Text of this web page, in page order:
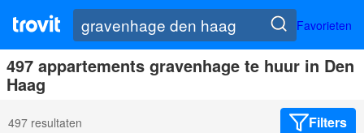
Favorieten
497 appartements gravenhage te huur in Den
Haag
497 resultaten Filters